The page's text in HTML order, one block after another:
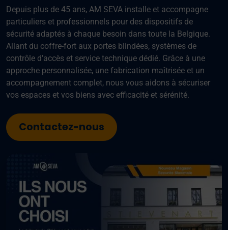
Depuis plus de 45 ans, AM SEVA installe et accompagne
particuliers et professionnels pour des dispositifs de
sécurité adaptés à chaque besoin dans toute la Belgique.
Allant du coffre-fort aux portes blindées, systèmes de
contrôle d’accès et service technique dédié. Grâce à une
approche personnalisée, une fabrication maîtrisée et un
accompagnement complet, nous vous aidons à sécuriser
vos espaces et vos biens avec efficacité et sérénité.
Contactez-nous